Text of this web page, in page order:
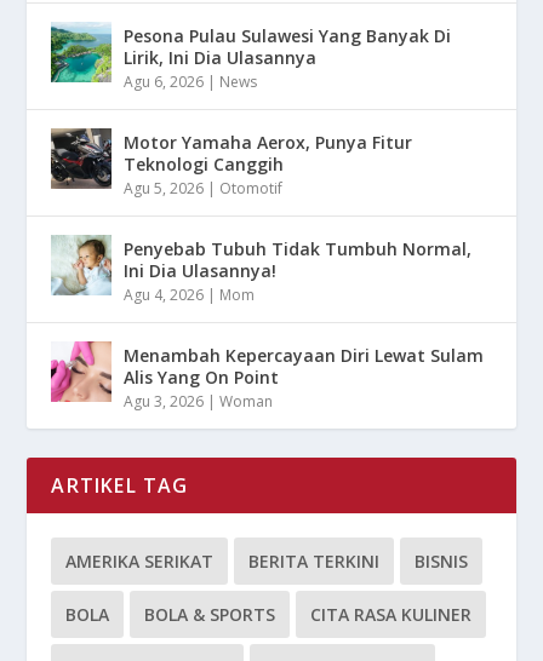
Pesona Pulau Sulawesi Yang Banyak Di
Lirik, Ini Dia Ulasannya
Agu 6, 2026 | News
Motor Yamaha Aerox, Punya Fitur
Teknologi Canggih
Agu 5, 2026 | Otomotif
Penyebab Tubuh Tidak Tumbuh Normal,
Ini Dia Ulasannya!
Agu 4, 2026 | Mom
Menambah Kepercayaan Diri Lewat Sulam
Alis Yang On Point
Agu 3, 2026 |Woman
ARTIKEL TAG
AMERIKA SERIKAT BERITA TERKINI BISNIS
BOLA BOLA & SPORTS CITA RASA KULINER